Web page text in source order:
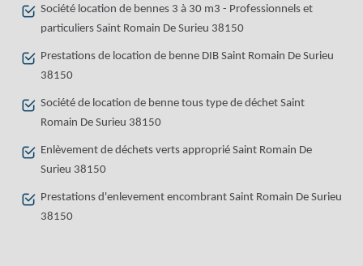
Société location de bennes 3 à 30 m3 - Professionnels et
particuliers Saint Romain De Surieu 38150
Prestations de location de benne DIB Saint Romain De Surieu
38150
Société de location de benne tous type de déchet Saint
Romain De Surieu 38150
Enlèvement de déchets verts approprié Saint Romain De
Surieu 38150
Prestations d'enlevement encombrant Saint Romain De Surieu
38150